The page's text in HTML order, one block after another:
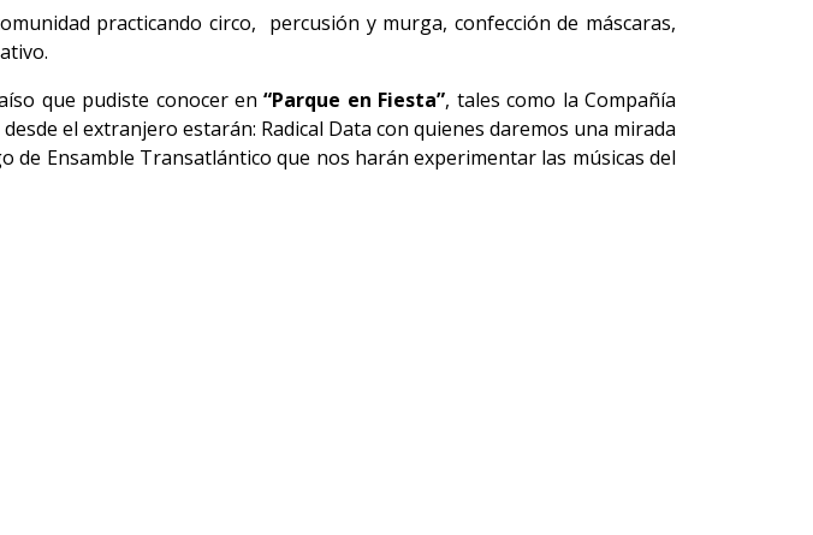
practicando circo, percusión y murga, confección de máscaras,
que pudiste conocer en“Parque en Fiesta”, tales como la Compañía
el extranjero estarán: Radical Data con quienes daremos una mirada
de Ensamble Transatlántico que nos harán experimentar las músicas del